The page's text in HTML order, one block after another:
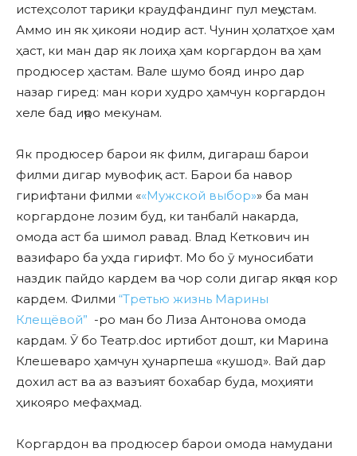
истеҳсолот тариқи краудфандинг пул меҷустам.
Аммо ин як ҳикояи нодир аст. Чунин ҳолатҳое ҳам
ҳаст, ки ман дар як лоиҳа ҳам коргардон ва ҳам
продюсер ҳастам. Вале шумо бояд инро дар
назар гиред: ман кори худро ҳамчун коргардон
хеле бад иҷро мекунам.
Як продюсер барои як филм, дигараш барои
филми дигар мувофиқ аст. Барои ба навор
гирифтани филми ««Мужской выбор»» ба ман
коргардоне лозим буд, ки танбалӣ накарда,
омода аст ба шимол равад. Влад Кеткович ин
вазифаро ба уҳда гирифт. Мо бо ӯ муносибати
наздик пайдо кардем ва чор соли дигар якҷоя кор
кардем. Филми “Третью жизнь Марины
Клещёвой” -ро ман бо Лиза Антонова омода
кардам. Ӯ бо Театр.doc иртибот дошт, ки Марина
Клешеваро ҳамчун ҳунарпеша «кушод». Вай дар
дохил аст ва аз вазъият бохабар буда, моҳияти
ҳикояро мефаҳмад.
Коргардон ва продюсер барои омода намудани